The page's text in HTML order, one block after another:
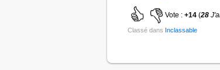
Vote : +14 (28
Classé dans Inclassable